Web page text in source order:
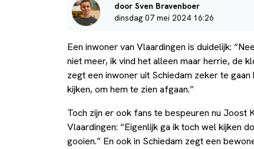
door Sven Bravenboer
dinsdag 07 mei 2024 16:26
Een inwoner van Vlaardingen is duidelijk:
niet meer, ik vind het alleen maar herrie, de
zegt een inwoner uit Schiedam zeker te
kijken, om hem te zien afgaan.”
Toch zijn er ook fans te bespeuren nu
Vlaardingen: “Eigenlijk ga ik toch wel kijken
gooien.” En ook in Schiedam zegt een